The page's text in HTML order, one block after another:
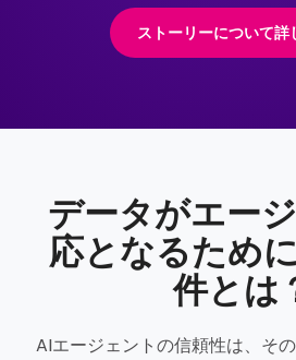
ストーリーについて詳
データがエー
応となるため
件とは
AIエージェントの信頼性は、そ